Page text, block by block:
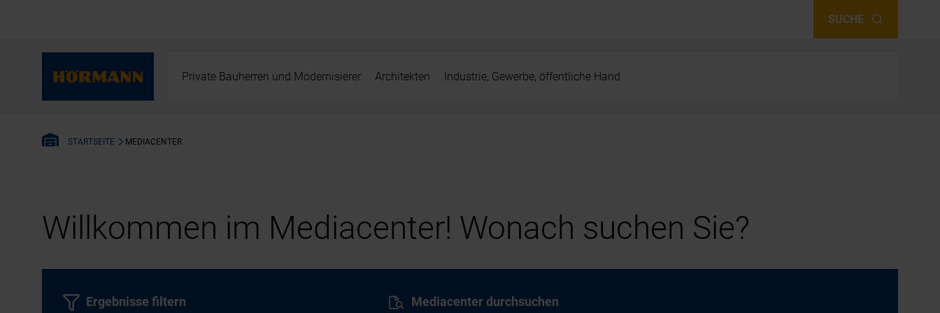
SUCHE
Private Bauherren und Modernisierer Architekten Industrie, Gewerbe, öffentliche Hand
STARTSEITE MEDIACENTER
Willkommen im Mediacenter! Wonach suchen Sie?
Mediacenter durchsuchen
Ergebnisse filtern